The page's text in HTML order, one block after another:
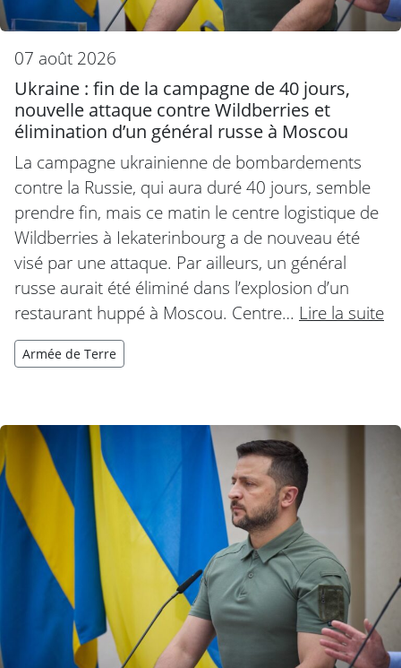
07 août 2026
Ukraine : fin de la campagne de 40 jours,
nouvelle attaque contre Wildberries et
élimination d’un général russe à Moscou
La campagne ukrainienne de bombardements
contre la Russie, qui aura duré 40 jours, semble
prendre fin, mais ce matin le centre logistique de
Wildberries à Iekaterinbourg a de nouveau été
visé par une attaque. Par ailleurs, un général
russe aurait été éliminé dans l’explosion d’un
restaurant huppé à Moscou. Centre… Lire la suite
Armée de Terre